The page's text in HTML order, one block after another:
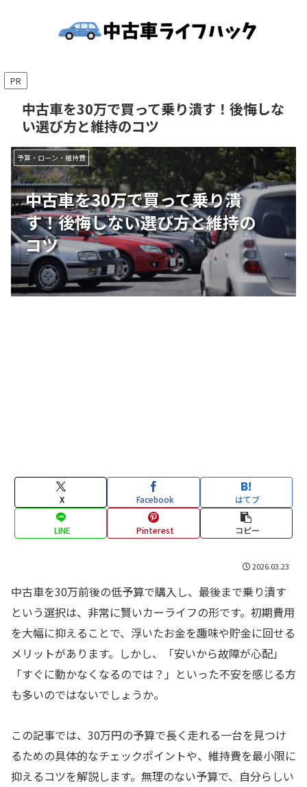
PR
中古車を30万で買って乗り潰す！後悔しな
い選び方と維持のコツ
中古車を30万で買って乗り潰
す！後悔しない選び方と維持の
コツ
予算・ローン・維持費
X Facebook はてブ
LINE Pinterest コピー
2026.03.23
中古車を30万前後の低予算で購入し、最後まで乗り潰す
という選択は、非常に賢いカーライフの形です。初期費用
を大幅に抑えることで、浮いたお金を趣味や貯金に回せる
メリットがあります。しかし、「安いから故障が心配」
「すぐに動かなくなるのでは？」といった不安を感じる方
も多いのではないでしょうか。
この記事では、30万円の予算で長く走れる一台を見つけ
るための具体的なチェックポイントや、維持費を最小限に
抑えるコツを解説します。無理のない予算で、自分らしい